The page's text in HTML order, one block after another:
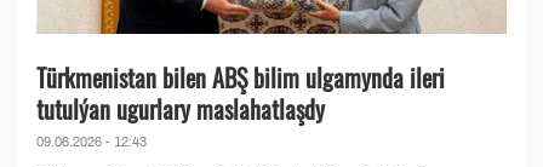
Türkmenistan bilen ABŞ bilim ulgamynda ileri
tutulýan ugurlary maslahatlaşdy
09.06.2026 - 12:43